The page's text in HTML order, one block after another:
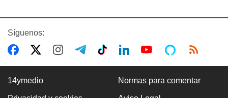
Síguenos:
14ymedio Normas para comentar